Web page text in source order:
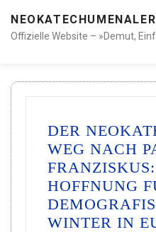
Offizielle Website – »Demut,
DER
WEG NACH
HOFFNUNG
WINTER IN